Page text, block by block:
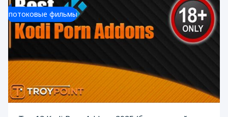
потоковые фильмы